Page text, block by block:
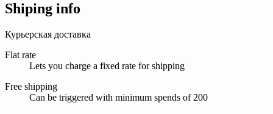
Shiping info
Курьерская доставка
Flat rate
Lets you charge a fixed rate for shipping
Free shipping
Can be triggered with minimum spends of 200